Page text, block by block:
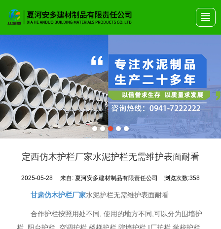
定西仿木护栏厂家水泥护栏无需维护表面耐看
2025-05-28 来自:夏河安多建材制品有限责任公司 浏览次数:358
甘肃仿木护栏厂家水泥护栏无需维护表面耐看
合作护栏按照用处不同, 使用的地方不同,可以分为围墙护